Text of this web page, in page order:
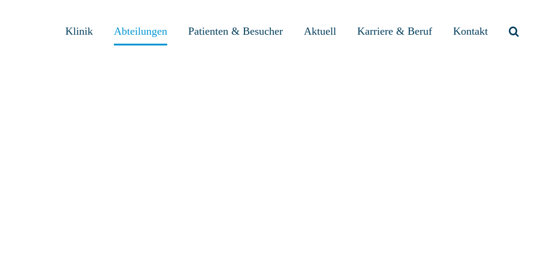
Klinik Abteilungen Patienten & Besucher Aktuell Karriere & Beruf Kontakt